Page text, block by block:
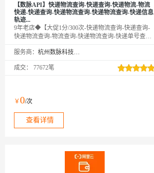
【数脉API】快递物流查询-快递查询-快递物流-物流
快递-快递查询-快递物流查询-快递物流查询-快递信息
轨迹...
9年老店◆【大促1分/300次-快递物流查询-快递查询-
快递物流查询-物流查询-快递物流查询-快递单号查询-
物流查询-物流记录跟踪查询接口】输入快递单号和快
别，可查询国内外上千家物流快递公司的物流跟踪服
服务商： 杭州数脉科技有限公司
成交： 77672笔
￥0/次
查看详情